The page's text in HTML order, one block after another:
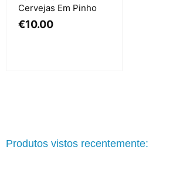
Cervejas Em Pinho
€10.00
Produtos vistos recentemente: